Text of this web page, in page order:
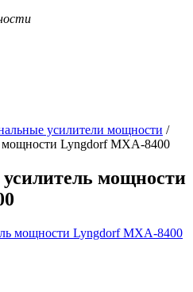
усилители мощности /
Lyngdorf MXA-8400
мощности